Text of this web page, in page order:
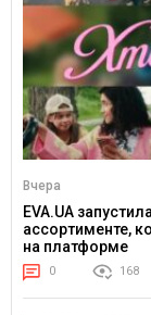
Вчера
EVA.UA
ассортименте,
на платформе
0 168